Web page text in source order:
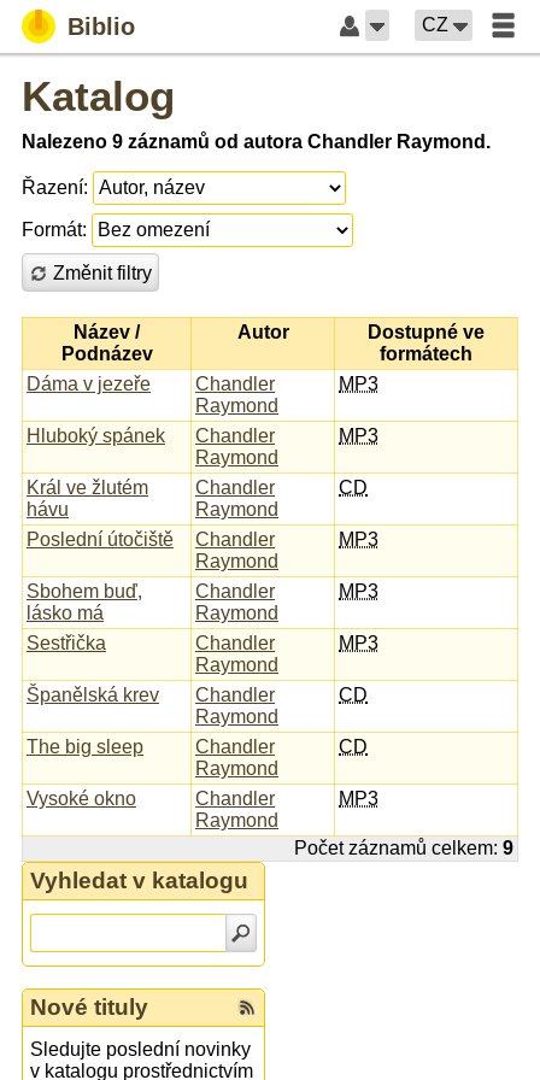
Biblio CZ
Katalog
Nalezeno 9 záznamů od autora Chandler Raymond.
Řazení:
Formát:
Změnit filtry
Název /
Podnázev
Autor
Dostupné ve
formátech
Dáma v jezeře
Chandler
Raymond
MP3
Hluboký spánek
Chandler
Raymond
MP3
Král ve žlutém
hávu
Chandler
Raymond
CD
Poslední útočiště
Chandler
Raymond
MP3
Sbohem buď,
lásko má
Chandler
Raymond
MP3
Sestřička
Chandler
Raymond
MP3
Španělská krev
Chandler
Raymond
CD
The big sleep
Chandler
Raymond
CD
Vysoké okno
Chandler
Raymond
MP3
Počet záznamů celkem: 9
Vyhledat v katalogu
Nové tituly
Sledujte poslední novinky
v katalogu prostřednictvím